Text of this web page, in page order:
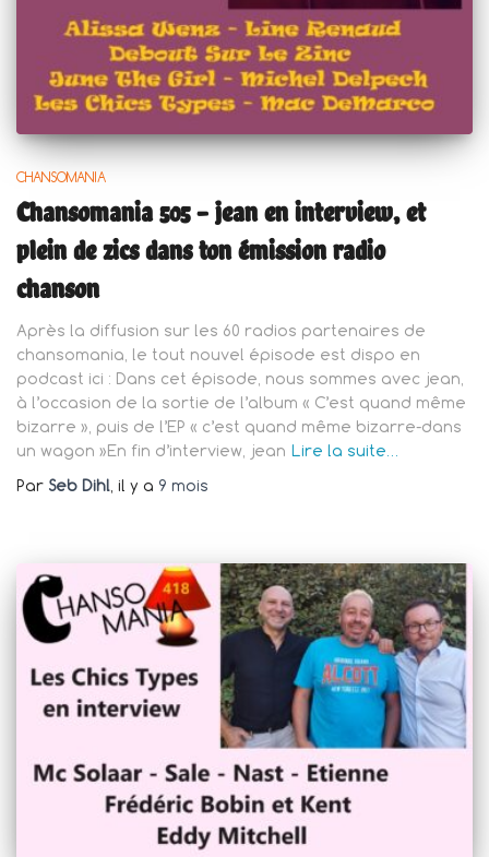
CHANSOMANIA
Chansomania 505 – jean en interview, et
plein de zics dans ton émission radio
chanson
Après la diffusion sur les 60 radios partenaires de
chansomania, le tout nouvel épisode est dispo en
podcast ici : Dans cet épisode, nous sommes avec jean,
à l’occasion de la sortie de l’album « C’est quand même
bizarre », puis de l’EP « c’est quand même bizarre-dans
un wagon »En fin d’interview, jean Lire la suite…
Par Seb Dihl, il y a 9 mois